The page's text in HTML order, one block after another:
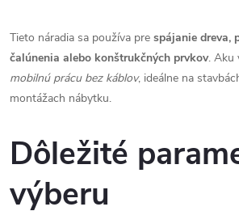
p
r
v
k
y
i
e
Tieto náradia sa používa pre spájanie dreva,
čalúnenia alebo konštrukčných prvkov. Aku
mobilnú prácu bez káblov, ideálne na
montážach nábytku.
Dôležité
výberu